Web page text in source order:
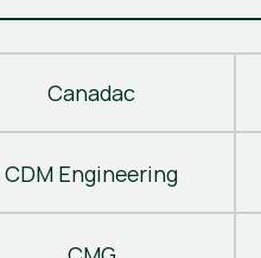
Canadac
CDM Engineering